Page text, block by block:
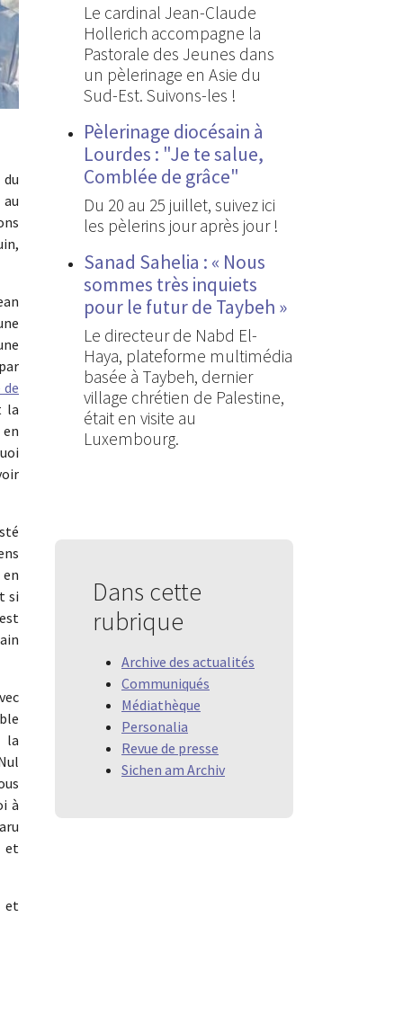
de
la
si
la
à
et
et
Le cardinal Jean-Claude
Hollerich accompagne la
Pastorale des Jeunes dans
un pèlerinage en Asie du
Sud-Est. Suivons-les !
Pèlerinage diocésain à
Lourdes : "Je te salue,
Comblée de grâce"
Du 20 au 25 juillet, suivez ici
les pèlerins jour après jour !
Sanad Sahelia : « Nous
sommes très inquiets
pour le futur de Taybeh »
Le directeur de Nabd El-
Haya, plateforme multimédia
basée à Taybeh, dernier
village chrétien de Palestine,
était en visite au
Luxembourg.
Dans cette
rubrique
Archive des actualités
Communiqués
Médiathèque
Personalia
Revue de presse
Sichen am Archiv